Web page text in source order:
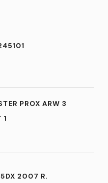
PROX ARW 3
1
2007 R.